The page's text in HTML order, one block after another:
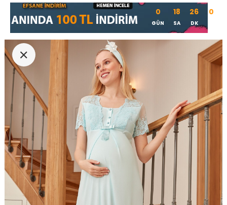
0
GÜN
18
SA
26
DK
0